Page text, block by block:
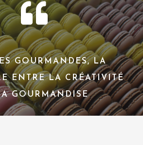
GOURMANDES, LA
ENTRE LA CRÉATIVITÉ
GOURMANDISE